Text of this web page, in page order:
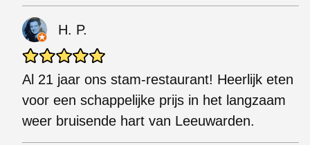
H. P.
Al 21 jaar ons stam-restaurant! Heerlijk eten
voor een schappelijke prijs in het langzaam
weer bruisende hart van Leeuwarden.